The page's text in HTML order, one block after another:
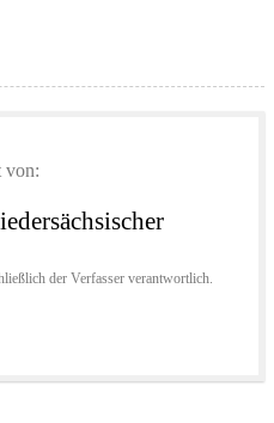
von:
der Verfasser verantwortlich.